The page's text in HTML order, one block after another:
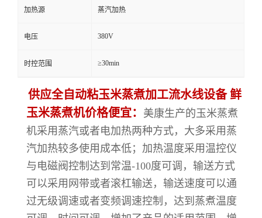
加热源 蒸汽加热
电压 380V
时控范围 ≥30min
供应全自动粘玉米蒸煮加工流水线设备 鲜
玉米蒸煮机价格便宜： 美康生产的玉米蒸煮
机采用蒸汽或者电加热两种方式，大多采用蒸
汽加热较多使用成本低；加热温度采用温控仪
与电磁阀控制达到常温-100度可调，输送方式
可以采用网带或者滚杠输送，输送速度可以通
过无级调速或者变频调速控制，达到蒸煮温度